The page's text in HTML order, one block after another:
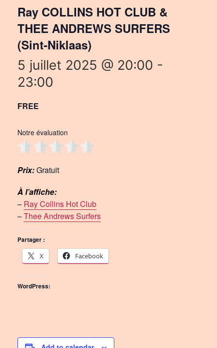
Ray COLLINS HOT CLUB &
THEE ANDREWS SURFERS
(Sint-Niklaas)
5 juillet 2025 @ 20:00 -
23:00
FREE
Notre évaluation
Prix:Gratuit
À l’affiche:
– Ray Collins Hot Club
–Thee Andrews Surfers
Partager :
X
Facebook
WordPress: